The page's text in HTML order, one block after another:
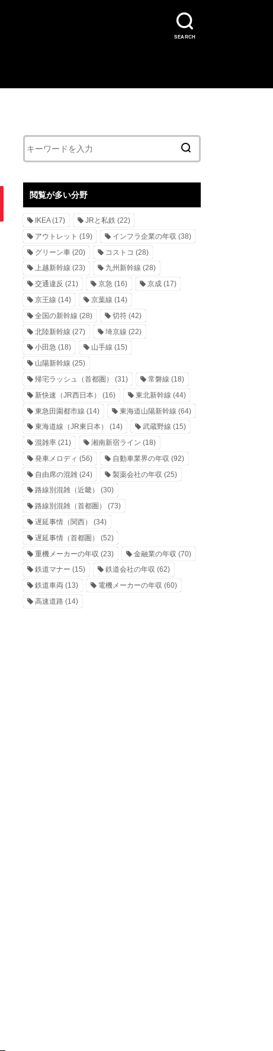
SEARCH
閲覧が多い分野
IKEA(17) JRと私鉄 (22)
アウトレット (19) インフラ企業の年収 (38)
グリーン車 (20) コストコ (28)
上越新幹線 (23) 九州新幹線 (28)
交通違反 (21) 京急 (16) 京成(17)
京王線 (14) 京葉線 (14)
全国の新幹線 (28) 切符(42)
北陸新幹線 (27) 埼京線 (22)
小田急 (18) 山手線 (15)
山陽新幹線 (25)
帰宅ラッシュ（首都圏）
(31) 常磐線 (18)
新快速（JR西日本）
(16) 東北新幹線 (44)
東急田園都市線 (14) 東海道山陽新幹線 (64)
東海道線（JR東日本）
(14) 武蔵野線 (15)
混雑率 (21) 湘南新宿ライン (18)
発車メロディ (56) 自動車業界の年収 (92)
自由席の混雑 (24) 製薬会社の年収 (25)
路線別混雑（近畿）
(30)
路線別混雑（首都圏）
(73)
遅延事情（関西）
(34)
遅延事情（首都圏）
(52)
重機メーカーの年収 (23) 金融業の年収 (70)
鉄道マナー (15) 鉄道会社の年収 (62)
鉄道車両 (13) 電機メーカーの年収 (60)
高速道路 (14)